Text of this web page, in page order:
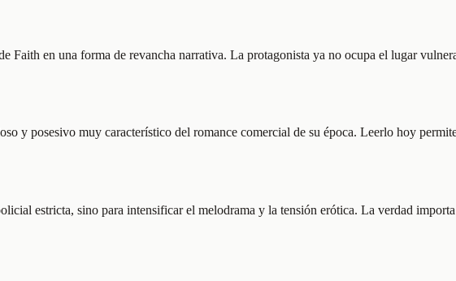
Faith en una forma de revancha narrativa. La protagonista ya no ocupa el lugar
y posesivo muy característico del romance comercial de su época. Leerlo hoy
estricta, sino para intensificar el melodrama y la tensión erótica. La verdad